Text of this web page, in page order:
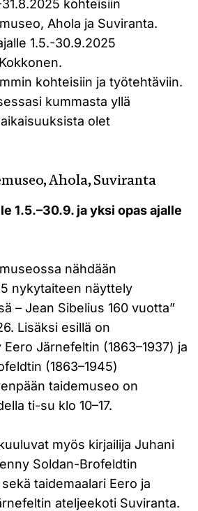
kohteisiin
Ahola ja Suviranta.
1.5.-30.9.2025
kohteisiin ja työtehtäviin.
kummasta yllä
olet
Ahola, Suviranta
1.5.–30.9. ja yksi opas ajalle
nähdään
nykytaiteen näyttely
– Jean Sibelius 160 vuotta”
Lisäksi esillä on
Järnefeltin (1863–1937) ja
(1863–1945)
taidemuseo on
ti-su klo 10–17.
myös kirjailija Juhani
Soldan-Brofeldtin
taidemaalari Eero ja
ateljeekoti Suviranta.